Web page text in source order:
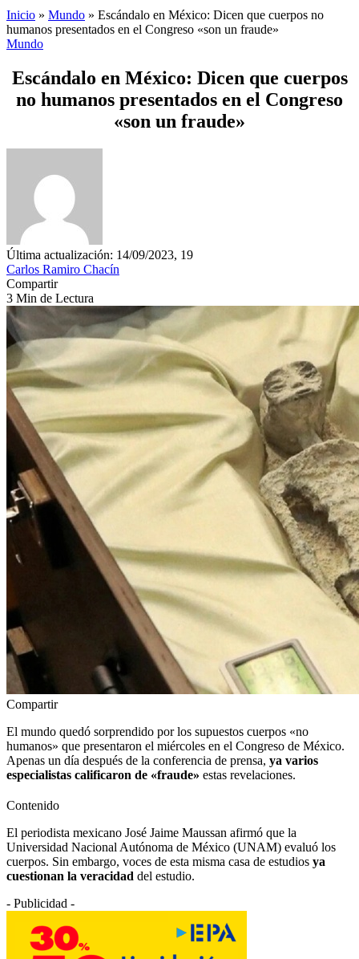
Inicio » Mundo » Escándalo en México: Dicen que cuerpos no
humanos presentados en el Congreso «son un fraude»
Mundo
Escándalo en México: Dicen que cuerpos
no humanos presentados en el Congreso
«son un fraude»
Última actualización: 14/09/2023, 19
Carlos Ramiro Chacín
Compartir
3 Min de Lectura
Compartir
El mundo quedó sorprendido por los supuestos cuerpos «no
humanos» que presentaron el miércoles en el Congreso de México.
Apenas un día después de la conferencia de prensa, ya varios
especialistas calificaron de «fraude» estas revelaciones.
Contenido
El periodista mexicano José Jaime Maussan afirmó que la
Universidad Nacional Autónoma de México (UNAM) evaluó los
cuerpos. Sin embargo, voces de esta misma casa de estudios ya
cuestionan la veracidad del estudio.
- Publicidad -